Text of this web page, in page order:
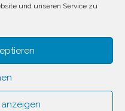
und unseren Service zu
Disclaimer